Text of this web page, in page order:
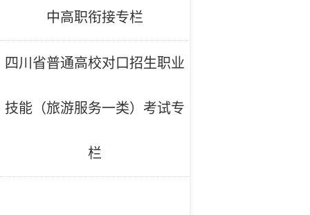
中高职衔接专栏
四川省普通高校对口招生职业
技能（旅游服务一类）考试专
栏